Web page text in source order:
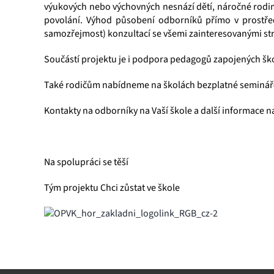
výukových nebo výchovných nesnází dětí, náročné
povolání. Výhod působení odborníků přímo v
samozřejmost) konzultací se všemi zainteresovanými
Součástí projektu je i podpora pedagogů zapojených
Také rodičům nabídneme na školách bezplatné
Kontakty na odborníky na Vaší škole a další informace
Na spolupráci se těší
Tým projektu Chci zůstat ve škole